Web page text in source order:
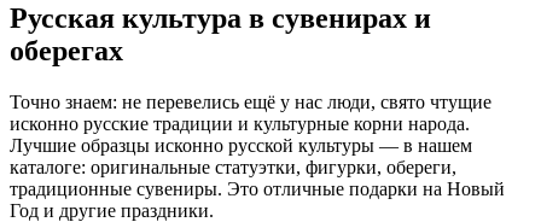
Русская культура в сувенирах и
оберегах
Точно знаем: не перевелись ещё у нас люди, свято чтущие
исконно русские традиции и культурные корни народа.
Лучшие образцы исконно русской культуры — в нашем
каталоге: оригинальные статуэтки, фигурки, обереги,
традиционные сувениры. Это отличные подарки на Новый
Год и другие праздники.